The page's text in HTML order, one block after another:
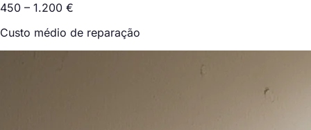
450 – 1.200 €
Custo médio de reparação